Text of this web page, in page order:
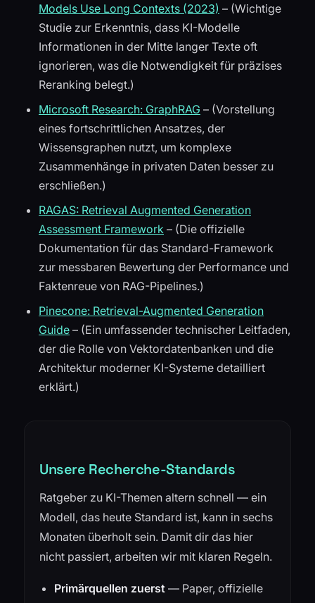
Models Use Long Contexts (2023) – (Wichtige
Studie zur Erkenntnis, dass KI-Modelle
Informationen in der Mitte langer Texte oft
ignorieren, was die Notwendigkeit für präzises
Reranking belegt.)
Microsoft Research: GraphRAG – (Vorstellung
eines fortschrittlichen Ansatzes, der
Wissensgraphen nutzt, um komplexe
Zusammenhänge in privaten Daten besser zu
erschließen.)
RAGAS: Retrieval Augmented Generation
Assessment Framework – (Die offizielle
Dokumentation für das Standard-Framework
zur messbaren Bewertung der Performance und
Faktenreue von RAG-Pipelines.)
Pinecone: Retrieval-Augmented Generation
Guide – (Ein umfassender technischer Leitfaden,
der die Rolle von Vektordatenbanken und die
Architektur moderner KI-Systeme detailliert
erklärt.)
Unsere Recherche-Standards
Ratgeber zu KI-Themen altern schnell — ein
Modell, das heute Standard ist, kann in sechs
Monaten überholt sein. Damit dir das hier
nicht passiert, arbeiten wir mit klaren Regeln.
Primärquellen zuerst — Paper, offizielle